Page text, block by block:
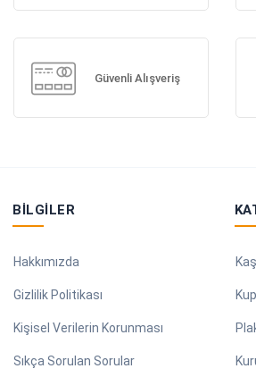
Güvenli Alışveriş
BILGILER
Hakkımızda
Gizlilik Politikası
Kişisel Verilerin Korunması
Sıkça Sorulan Sorular